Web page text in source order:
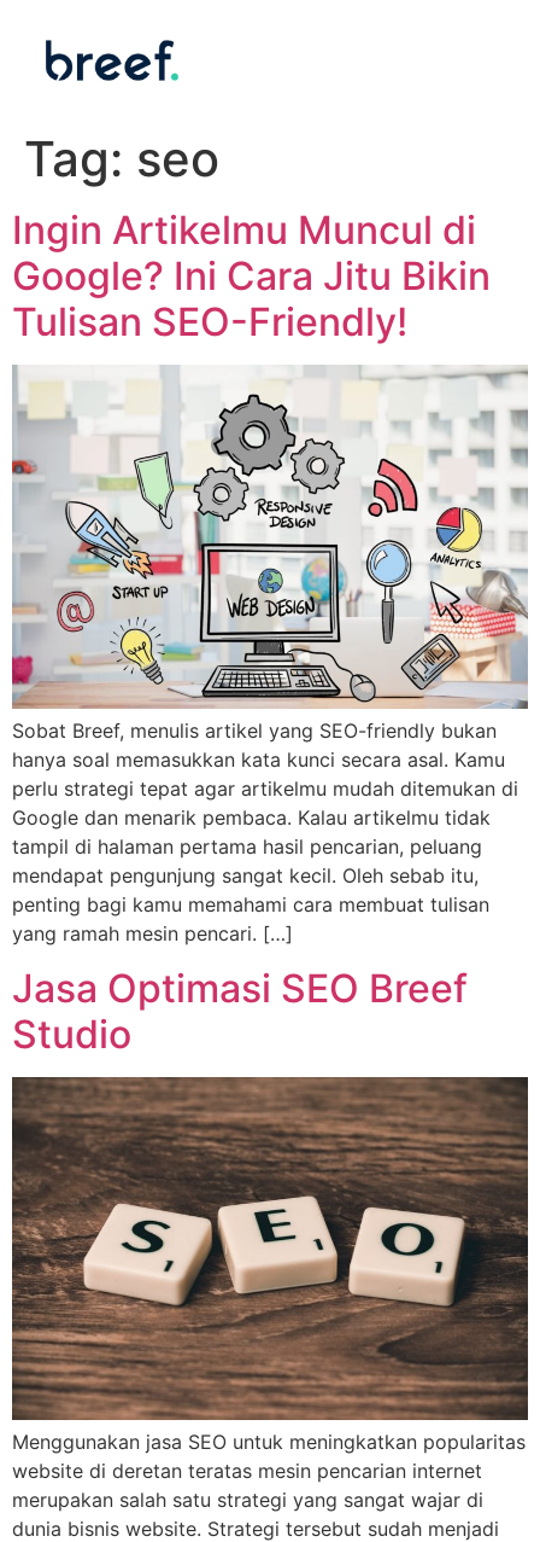
Tag: seo
Ingin Artikelmu Muncul di
Google? Ini Cara Jitu Bikin
Tulisan SEO-Friendly!
Sobat Breef, menulis artikel yang SEO-friendly bukan
hanya soal memasukkan kata kunci secara asal. Kamu
perlu strategi tepat agar artikelmu mudah ditemukan di
Google dan menarik pembaca. Kalau artikelmu tidak
tampil di halaman pertama hasil pencarian, peluang
mendapat pengunjung sangat kecil. Oleh sebab itu,
penting bagi kamu memahami cara membuat tulisan
yang ramah mesin pencari. […]
Jasa Optimasi SEO Breef
Studio
Menggunakan jasa SEO untuk meningkatkan popularitas
website di deretan teratas mesin pencarian internet
merupakan salah satu strategi yang sangat wajar di
dunia bisnis website. Strategi tersebut sudah menjadi